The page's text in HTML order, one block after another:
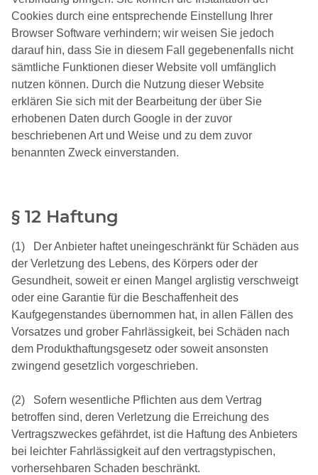
Cookies durch eine entsprechende Einstellung Ihrer
Browser Software verhindern; wir weisen Sie jedoch
darauf hin, dass Sie in diesem Fall gegebenenfalls nicht
sämtliche Funktionen dieser Website voll umfänglich
nutzen können. Durch die Nutzung dieser Website
erklären Sie sich mit der Bearbeitung der über Sie
erhobenen Daten durch Google in der zuvor
beschriebenen Art und Weise und zu dem zuvor
benannten Zweck einverstanden.
§ 12 Haftung
(1) Der Anbieter haftet uneingeschränkt für Schäden aus
der Verletzung des Lebens, des Körpers oder der
Gesundheit, soweit er einen Mangel arglistig verschweigt
oder eine Garantie für die Beschaffenheit des
Kaufgegenstandes übernommen hat, in allen Fällen des
Vorsatzes und grober Fahrlässigkeit, bei Schäden nach
dem Produkthaftungsgesetz oder soweit ansonsten
zwingend gesetzlich vorgeschrieben.
(2) Sofern wesentliche Pflichten aus dem Vertrag
betroffen sind, deren Verletzung die Erreichung des
Vertragszweckes gefährdet, ist die Haftung des Anbieters
bei leichter Fahrlässigkeit auf den vertragstypischen,
vorhersehbaren Schaden beschränkt.